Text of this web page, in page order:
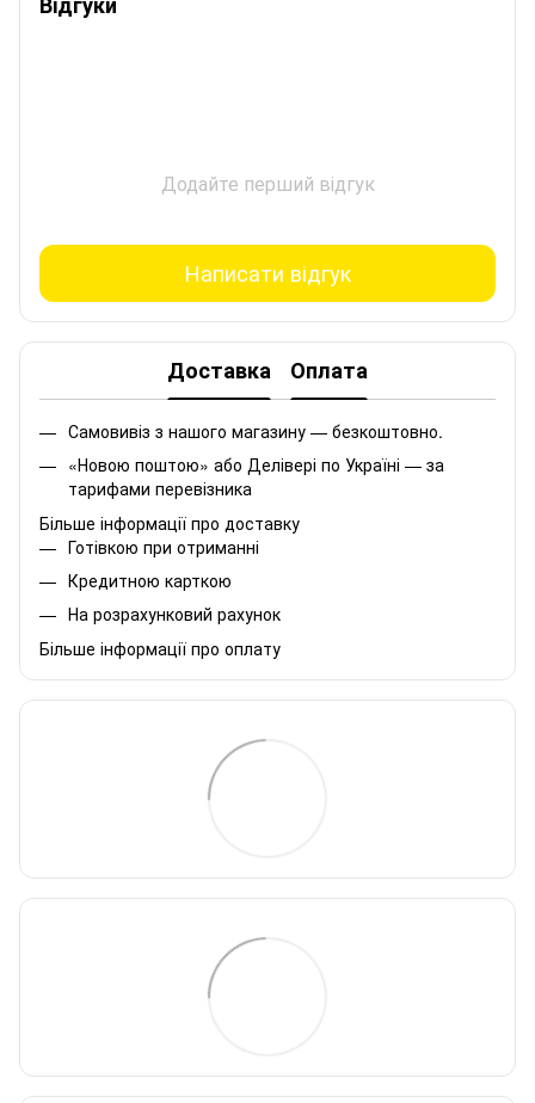
Додайте перший відгук
Написати відгук
Доставка Оплата
Самовивіз з нашого магазину — безкоштовно.
«Новою поштою» або Делівері по Україні — за
тарифами перевізника
Більше інформації про доставку
Готівкою при отриманні
Кредитною карткою
На розрахунковий рахунок
Більше інформації про оплату